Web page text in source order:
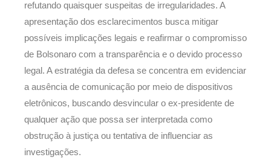
refutando quaisquer suspeitas de irregularidades. A
apresentação dos esclarecimentos busca mitigar
possíveis implicações legais e reafirmar o compromisso
de Bolsonaro com a transparência e o devido processo
legal. A estratégia da defesa se concentra em evidenciar
a ausência de comunicação por meio de dispositivos
eletrônicos, buscando desvincular o ex-presidente de
qualquer ação que possa ser interpretada como
obstrução à justiça ou tentativa de influenciar as
investigações.